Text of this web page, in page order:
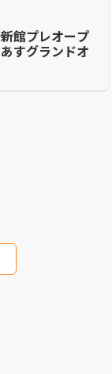
館プレオープ
すグランドオ